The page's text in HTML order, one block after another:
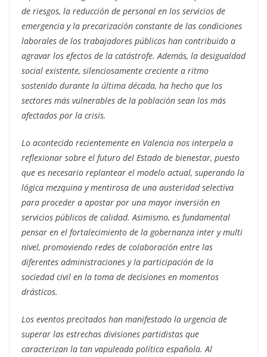
de riesgos, la reducción de personal en los servicios de
emergencia y la precarización constante de las condiciones
laborales de los trabajadores públicos han contribuido a
agravar los efectos de la catástrofe. Además, la desigualdad
social existente, silenciosamente creciente a ritmo
sostenido durante la última década, ha hecho que los
sectores más vulnerables de la población sean los más
afectados por la crisis.
Lo acontecido recientemente en Valencia nos interpela a
reflexionar sobre el futuro del Estado de bienestar, puesto
que es necesario replantear el modelo actual, superando la
lógica mezquina y mentirosa de una austeridad selectiva
para proceder a apostar por una mayor inversión en
servicios públicos de calidad. Asimismo, es fundamental
pensar en el fortalecimiento de la gobernanza inter y multi
nivel, promoviendo redes de colaboración entre las
diferentes administraciones y la participación de la
sociedad civil en la toma de decisiones en momentos
drásticos.
Los eventos precitados han manifestado la urgencia de
superar las estrechas divisiones partidistas que
caracterizan la tan vapuleada política española. Al